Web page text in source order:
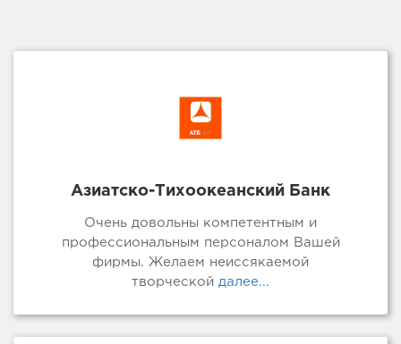
Азиатско-Тихоокеанский Банк
Очень довольны компетентным и
профессиональным персоналом Вашей
фирмы. Желаем неиссякаемой
творческой далее...